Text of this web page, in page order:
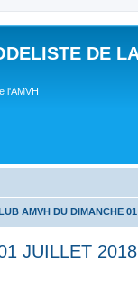
DE
l'AMVH
AMVH DU DIMANCHE
JUILLET 2018